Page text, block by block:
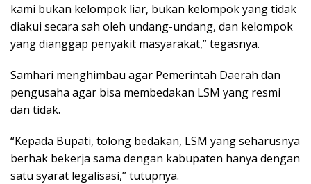
kami bukan kelompok liar, bukan kelompok yang tidak
diakui secara sah oleh undang-undang, dan kelompok
yang dianggap penyakit masyarakat,” tegasnya.
Samhari menghimbau agar Pemerintah Daerah dan
pengusaha agar bisa membedakan LSM yang resmi
dan tidak.
“Kepada Bupati, tolong bedakan, LSM yang seharusnya
berhak bekerja sama dengan kabupaten hanya dengan
satu syarat legalisasi,” tutupnya.